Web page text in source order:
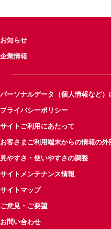
お知らせ
企業情報
パーソナルデータ（個人情報など）
プライバシーポリシー
サイトご利用にあたって
お客さまご利用端末からの情報の外
見やすさ・使いやすさの調整
サイトメンテナンス情報
サイトマップ
ご意見・ご要望
お問い合わせ